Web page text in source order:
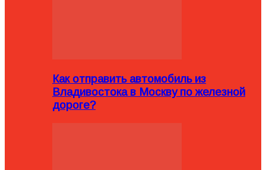
Как отправить автомобиль из
Владивостока в Москву по железной
дороге?